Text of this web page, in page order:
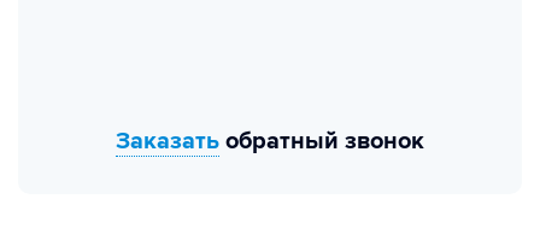
Заказать обратный звонок